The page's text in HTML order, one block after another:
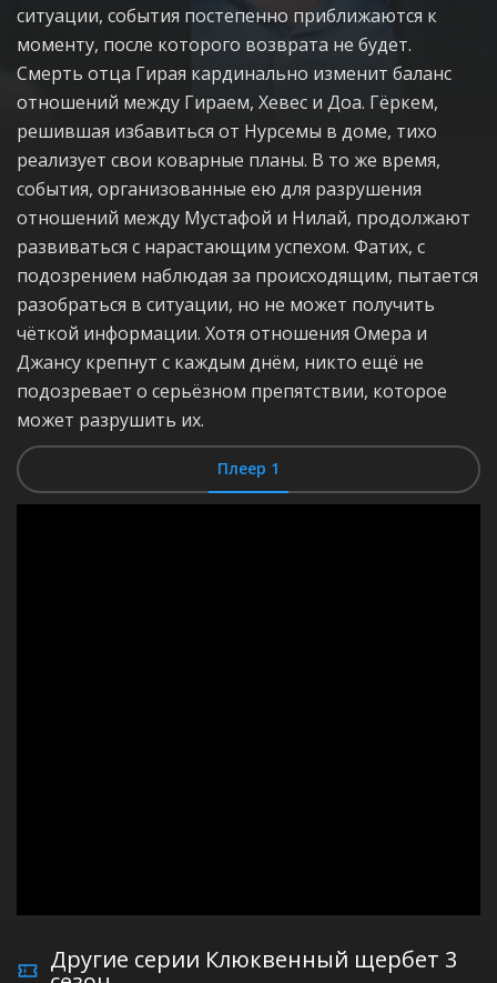
ситуации, события постепенно приближаются к
моменту, после которого возврата не будет.
Смерть отца Гирая кардинально изменит баланс
отношений между Гираем, Хевес и Доа. Гёркем,
решившая избавиться от Нурсемы в доме, тихо
реализует свои коварные планы. В то же время,
события, организованные ею для разрушения
отношений между Мустафой и Нилай, продолжают
развиваться с нарастающим успехом. Фатих, с
подозрением наблюдая за происходящим, пытается
разобраться в ситуации, но не может получить
чёткой информации. Хотя отношения Омера и
Джансу крепнут с каждым днём, никто ещё не
подозревает о серьёзном препятствии, которое
может разрушить их.
Плеер 1
Другие серии Клюквенный щербет 3